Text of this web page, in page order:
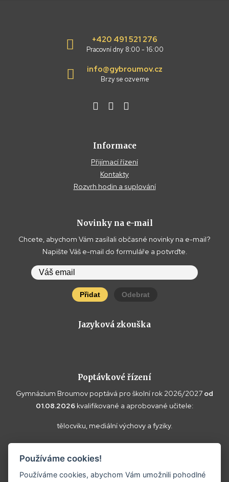
+420 491 521 276
Pracovní dny 8:00 - 16:00
info@gybroumov.cz
Brzy se ozveme
Informace
Přijímací řízení
Kontakty
Rozvrh hodin a suplování
Novinky na e-mail
Chcete, abychom Vám zasílali občasné novinky na e-mail?
Napište Váš e-mail do formuláře a potvrďte.
Přidat Odebrat
Jazyková zkouška
Poptávkové řízení
Gymnázium Broumov poptává pro školní rok 2026/2027 od
01.08.2026 kvalifikované a aprobované učitele:
tělocviku, mediální výchovy a fyziky.
Vaše doplňující dotazy k poptávce a případné nabídky zasílejte
prosím nareditel@gybroumov.cz
Používáme cookies!
Používáme cookies, abychom Vám umožnili pohodlné